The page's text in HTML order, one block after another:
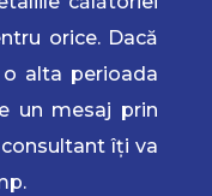
orice. Dacă
alta perioada
un mesaj prin
îți va